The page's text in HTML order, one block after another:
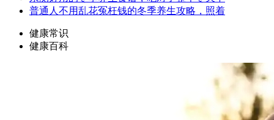
普通人不用乱花冤枉钱的冬季养生攻略，照着
健康常识
健康百科